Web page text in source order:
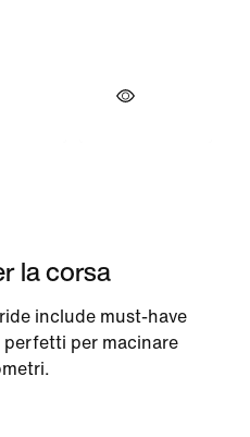
la corsa
include must-have
perfetti per macinare